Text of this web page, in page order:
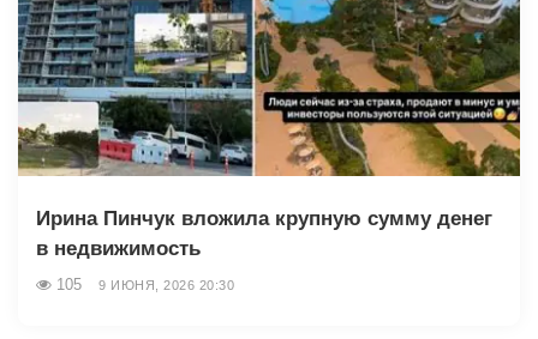
Ирина Пинчук вложила крупную сумму денег
в недвижимость
105 9 ИЮНЯ, 2026 20:30